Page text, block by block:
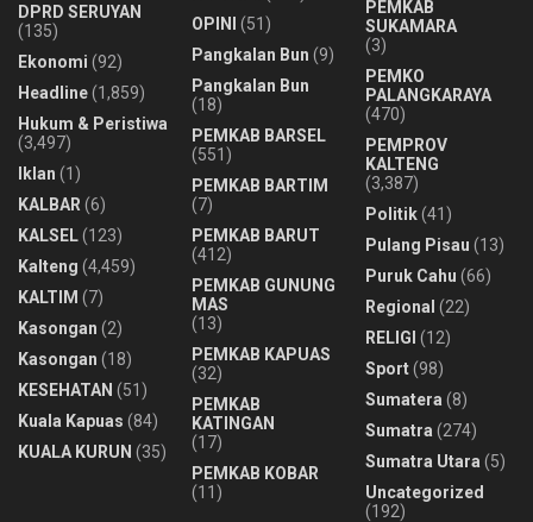
DPRD SERUYAN
(135)
Ekonomi (92)
Headline(1,859)
Hukum & Peristiwa
(3,497)
Iklan (1)
KALBAR (6)
KALSEL(123)
Kalteng (4,459)
KALTIM (7)
Kasongan (2)
Kasongan (18)
KESEHATAN (51)
Kuala Kapuas (84)
KUALA KURUN (35)
OPINI
(51)
Pangkalan Bun (9)
Pangkalan Bun
(18)
PEMKAB BARSEL
(551)
PEMKAB BARTIM
(7)
PEMKAB BARUT
(412)
PEMKAB GUNUNG
MAS
(13)
PEMKAB KAPUAS
(32)
PEMKAB
KATINGAN
(17)
PEMKAB KOBAR
(11)
PEMKAB
SUKAMARA
(3)
PEMKO
PALANGKARAYA
(470)
PEMPROV
KALTENG
(3,387)
Politik(41)
Pulang Pisau (13)
Puruk Cahu (66)
Regional (22)
RELIGI (12)
Sport(98)
Sumatera (8)
Sumatra (274)
Sumatra Utara (5)
Uncategorized
(192)